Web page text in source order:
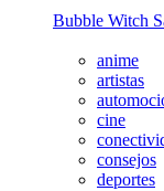
Bubble Witch
anime
artistas
cine
consejos
deportes